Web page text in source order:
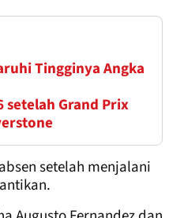
Tingginya Angka
setelah Grand Prix
setelah menjalani